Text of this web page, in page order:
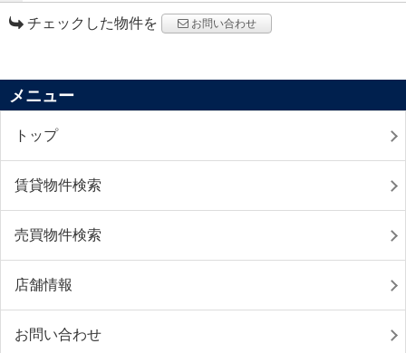
チェックした物件を お問い合わせ
メニュー
トップ
賃貸物件検索
売買物件検索
店舗情報
お問い合わせ